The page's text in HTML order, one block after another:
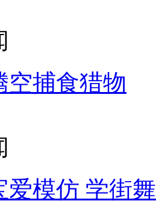
空捕食猎物
爱模仿 学街